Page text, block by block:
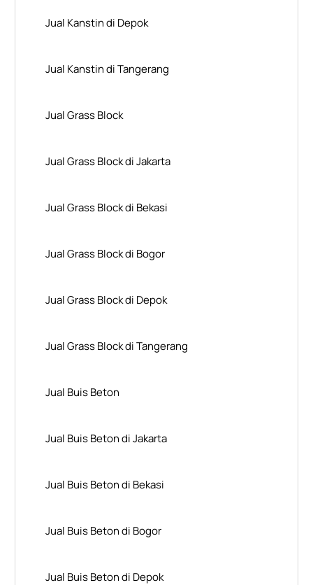
Jual Kanstin di Depok
Jual Kanstin di Tangerang
Jual Grass Block
Jual Grass Block di Jakarta
Jual Grass Block di Bekasi
Jual Grass Block di Bogor
Jual Grass Block di Depok
Jual Grass Block di Tangerang
Jual Buis Beton
Jual Buis Beton di Jakarta
Jual Buis Beton di Bekasi
Jual Buis Beton di Bogor
Jual Buis Beton di Depok